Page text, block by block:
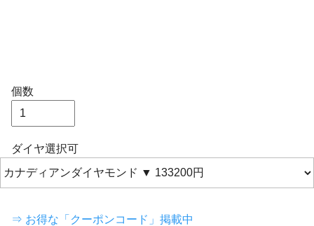
個数
ダイヤ選択可
⇒ お得な「クーポンコード」掲載中